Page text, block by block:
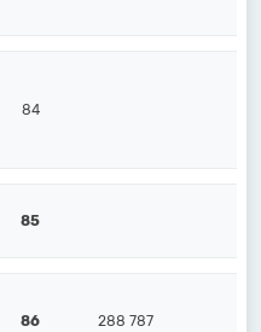
84
85
86 288 787